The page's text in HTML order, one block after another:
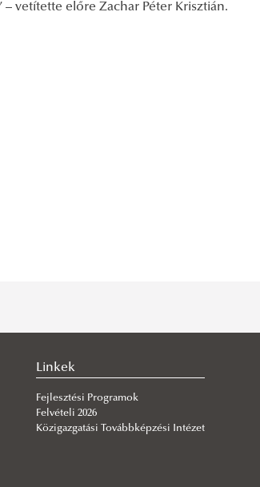
vetítette előre Zachar Péter Krisztián.
Linkek
Fejlesztési Programok
Felvételi 2026
Közigazgatási Továbbképzési Intézet